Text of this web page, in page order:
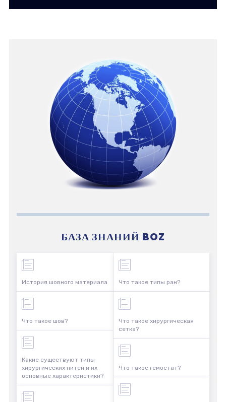
БАЗА ЗНАНИЙ BOZ
История шовного материала
Что такое шов?
Какие существуют типы
хирургических нитей и их
основные характеристики?
Что такое типы ран?
Что такое хирургическая
сетка?
Что такое гемостат?